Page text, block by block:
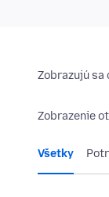
Zobrazujú sa
Zobrazenie
Všetky